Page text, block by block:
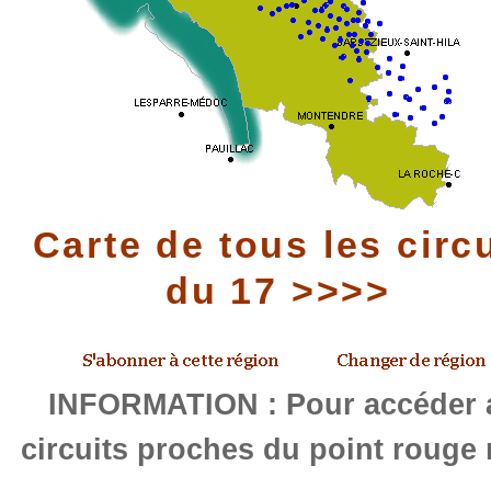
Carte de tous les
du 17 >>>>
INFORMATION : Pour accéder
circuits proches du point rouge